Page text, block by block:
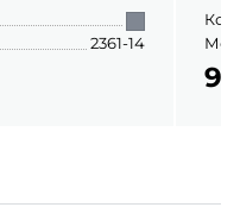
2361-14